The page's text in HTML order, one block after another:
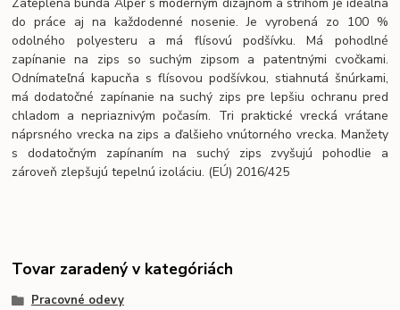
do práce aj na každodenné nosenie. Je vyrobená zo 100 %
odolného polyesteru a má flísovú podšívku. Má pohodlné
zapínanie na zips so suchým zipsom a patentnými cvočkami.
Odnímateľná kapucňa s flísovou podšívkou, stiahnutá šnúrkami,
má dodatočné zapínanie na suchý zips pre lepšiu ochranu pred
chladom a nepriaznivým počasím. Tri praktické vrecká vrátane
náprsného vrecka na zips a ďalšieho vnútorného vrecka. Manžety
s dodatočným zapínaním na suchý zips zvyšujú pohodlie a
zároveň zlepšujú tepelnú izoláciu. (EÚ) 2016/425
Tovar zaradený v kategóriách
Pracovné odevy